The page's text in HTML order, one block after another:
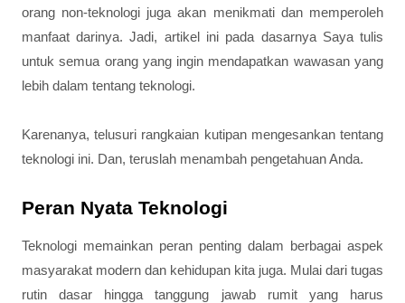
orang non-teknologi juga akan menikmati dan memperoleh
manfaat darinya. Jadi, artikel ini pada dasarnya Saya tulis
untuk semua orang yang ingin mendapatkan wawasan yang
lebih dalam tentang teknologi.
Karenanya, telusuri rangkaian kutipan mengesankan tentang
teknologi ini. Dan, teruslah menambah pengetahuan Anda.
Peran Nyata Teknologi
Teknologi memainkan peran penting dalam berbagai aspek
masyarakat modern dan kehidupan kita juga. Mulai dari tugas
rutin dasar hingga tanggung jawab rumit yang harus